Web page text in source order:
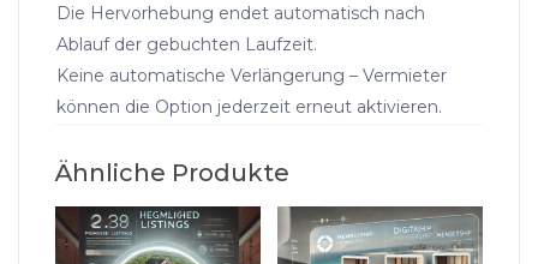
Die Hervorhebung endet automatisch nach
Ablauf der gebuchten Laufzeit.
Keine automatische Verlängerung – Vermieter
können die Option jederzeit erneut aktivieren.
Ähnliche Produkte